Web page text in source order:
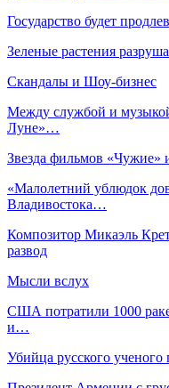
Государство будет
Зеленые растения
Скандалы и Шоу-бизнес
Между службой и
Луне»…
Звезда фильмов «Чужие»
«Малолетний ублюдок
Владивостока…
Композитор Микаэль
развод
Мысли вслух
США потратили 1000
и…
Убийца русского